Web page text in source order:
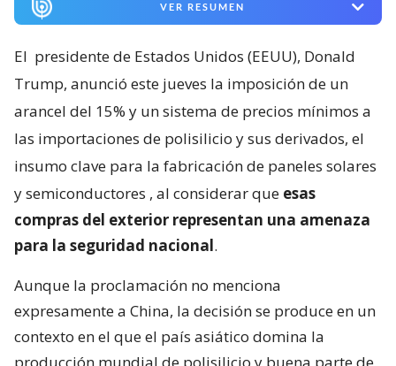
VER RESUMEN
El presidente de Estados Unidos (EEUU), Donald
Trump, anunció este jueves la imposición de un
arancel del 15% y un sistema de precios mínimos a
las importaciones de polisilicio y sus derivados, el
insumo clave para la fabricación de paneles solares
y semiconductores , al considerar que esas
compras del exterior representan una amenaza
para la seguridad nacional.
Aunque la proclamación no menciona
expresamente a China, la decisión se produce en un
contexto en el que el país asiático domina la